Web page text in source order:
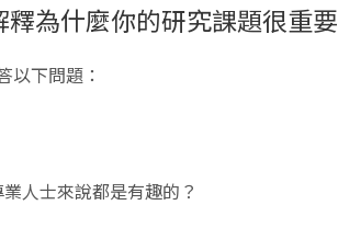
為什麼你的研究課題很重要
以下問題：
人士來說都是有趣的？